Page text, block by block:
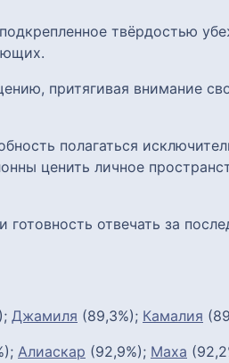
твёрдостью
притягивая внимание
полагаться
ценить личное
отвечать за
Джамиля (89,3%); Камалия
Алиаскар (92,9%); Маха